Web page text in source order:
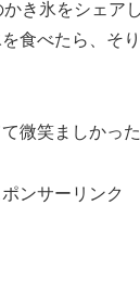
き氷をシェア
食べたら、そ
微笑ましかった
ポンサーリンク